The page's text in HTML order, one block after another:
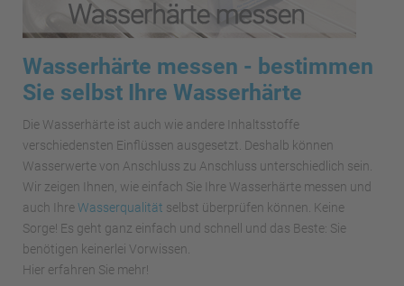
Wasserhärte messen - bestimmen
Sie selbst Ihre Wasserhärte
Die Wasserhärte ist auch wie andere Inhaltsstoffe
verschiedensten Einflüssen ausgesetzt. Deshalb können
Wasserwerte von Anschluss zu Anschluss unterschiedlich sein.
Wir zeigen Ihnen, wie einfach Sie Ihre Wasserhärte messen und
auch IhreWasserqualität selbst überprüfen können. Keine
Sorge! Es geht ganz einfach und schnell und das Beste: Sie
benötigen keinerlei Vorwissen.
Hier erfahren Sie mehr!